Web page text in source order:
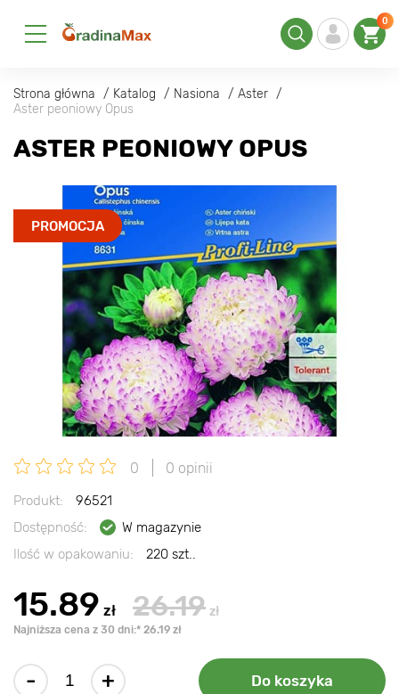
0
Strona główna Katalog Nasiona
Aster
Aster peoniowy Opus
ASTER PEONIOWY OPUS
PROMOCJA
0 0 opinii
Produkt:
96521
Dostępność:
W magazynie
Ilość w opakowaniu:
220 szt..
15.89 zł 26.19 zł
Najniższa cena z 30 dni:* 26.19 zł
- + Do koszyka